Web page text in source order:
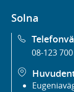
Solna
08-123